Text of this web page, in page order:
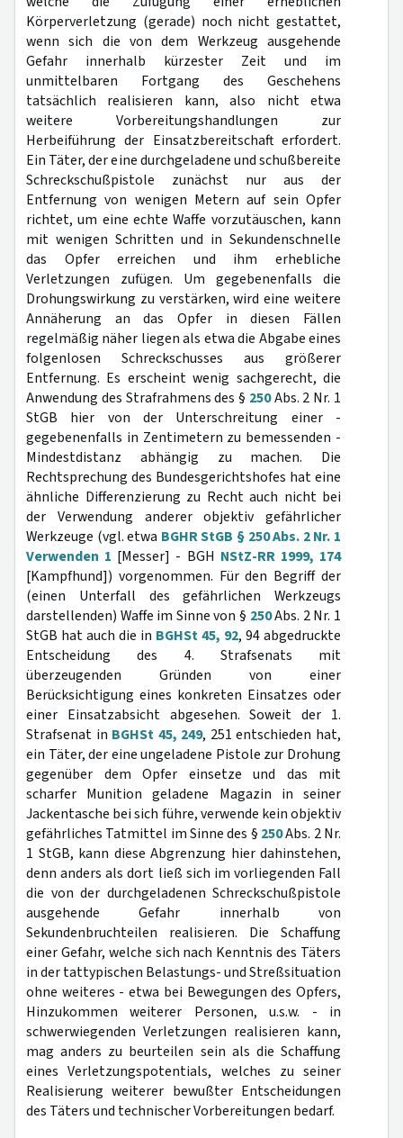
Körperverletzung (gerade) noch nicht gestattet,
wenn sich die von dem Werkzeug ausgehende
Gefahr innerhalb kürzester Zeit und im
unmittelbaren Fortgang des Geschehens
tatsächlich realisieren kann, also nicht etwa
weitere Vorbereitungshandlungen zur
Herbeiführung der Einsatzbereitschaft erfordert.
Ein Täter, der eine durchgeladene und schußbereite
Schreckschußpistole zunächst nur aus der
Entfernung von wenigen Metern auf sein Opfer
richtet, um eine echte Waffe vorzutäuschen, kann
mit wenigen Schritten und in Sekundenschnelle
das Opfer erreichen und ihm erhebliche
Verletzungen zufügen. Um gegebenenfalls die
Drohungswirkung zu verstärken, wird eine weitere
Annäherung an das Opfer in diesen Fällen
regelmäßig näher liegen als etwa die Abgabe eines
folgenlosen Schreckschusses aus größerer
Entfernung. Es erscheint wenig sachgerecht, die
Anwendung des Strafrahmens des § 250Abs. 2 Nr. 1
StGB hier von der Unterschreitung einer -
gegebenenfalls in Zentimetern zu bemessenden -
Mindestdistanz abhängig zu machen. Die
Rechtsprechung des Bundesgerichtshofes hat eine
ähnliche Differenzierung zu Recht auch nicht bei
der Verwendung anderer objektiv gefährlicher
Werkzeuge (vgl. etwa BGHR StGB § 250 Abs. 2 Nr. 1
Verwenden 1 [Messer] - BGH NStZ-RR 1999, 174
[Kampfhund]) vorgenommen. Für den Begriff der
(einen Unterfall des gefährlichen Werkzeugs
darstellenden) Waffe im Sinne von § 250Abs. 2 Nr. 1
StGB hat auch die in BGHSt 45, 92, 94 abgedruckte
Entscheidung des 4. Strafsenats mit
überzeugenden Gründen von einer
Berücksichtigung eines konkreten Einsatzes oder
einer Einsatzabsicht abgesehen. Soweit der 1.
Strafsenat in BGHSt 45, 249, 251 entschieden hat,
ein Täter, der eine ungeladene Pistole zur Drohung
gegenüber dem Opfer einsetze und das mit
scharfer Munition geladene Magazin in seiner
Jackentasche bei sich führe, verwende kein objektiv
gefährliches Tatmittel im Sinne des § 250Abs. 2 Nr.
1 StGB, kann diese Abgrenzung hier dahinstehen,
denn anders als dort ließ sich im vorliegenden Fall
die von der durchgeladenen Schreckschußpistole
ausgehende Gefahr innerhalb von
Sekundenbruchteilen realisieren. Die Schaffung
einer Gefahr, welche sich nach Kenntnis des Täters
in der tattypischen Belastungs- und Streßsituation
ohne weiteres - etwa bei Bewegungen des Opfers,
Hinzukommen weiterer Personen, u.s.w. - in
schwerwiegenden Verletzungen realisieren kann,
mag anders zu beurteilen sein als die Schaffung
eines Verletzungspotentials, welches zu seiner
Realisierung weiterer bewußter Entscheidungen
des Täters und technischer Vorbereitungen bedarf.